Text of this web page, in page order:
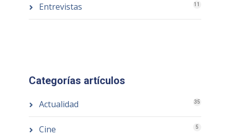
Entrevistas 11
Categorías artículos
Actualidad 35
Cine 5